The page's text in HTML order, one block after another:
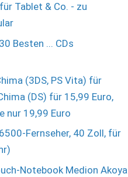
Tablet & Co. - zu
Besten ... CDs
(3DS, PS Vita) für
(DS) für 15,99 Euro,
nur 19,99 Euro
Fernseher, 40 Zoll, für
Notebook Medion Akoya